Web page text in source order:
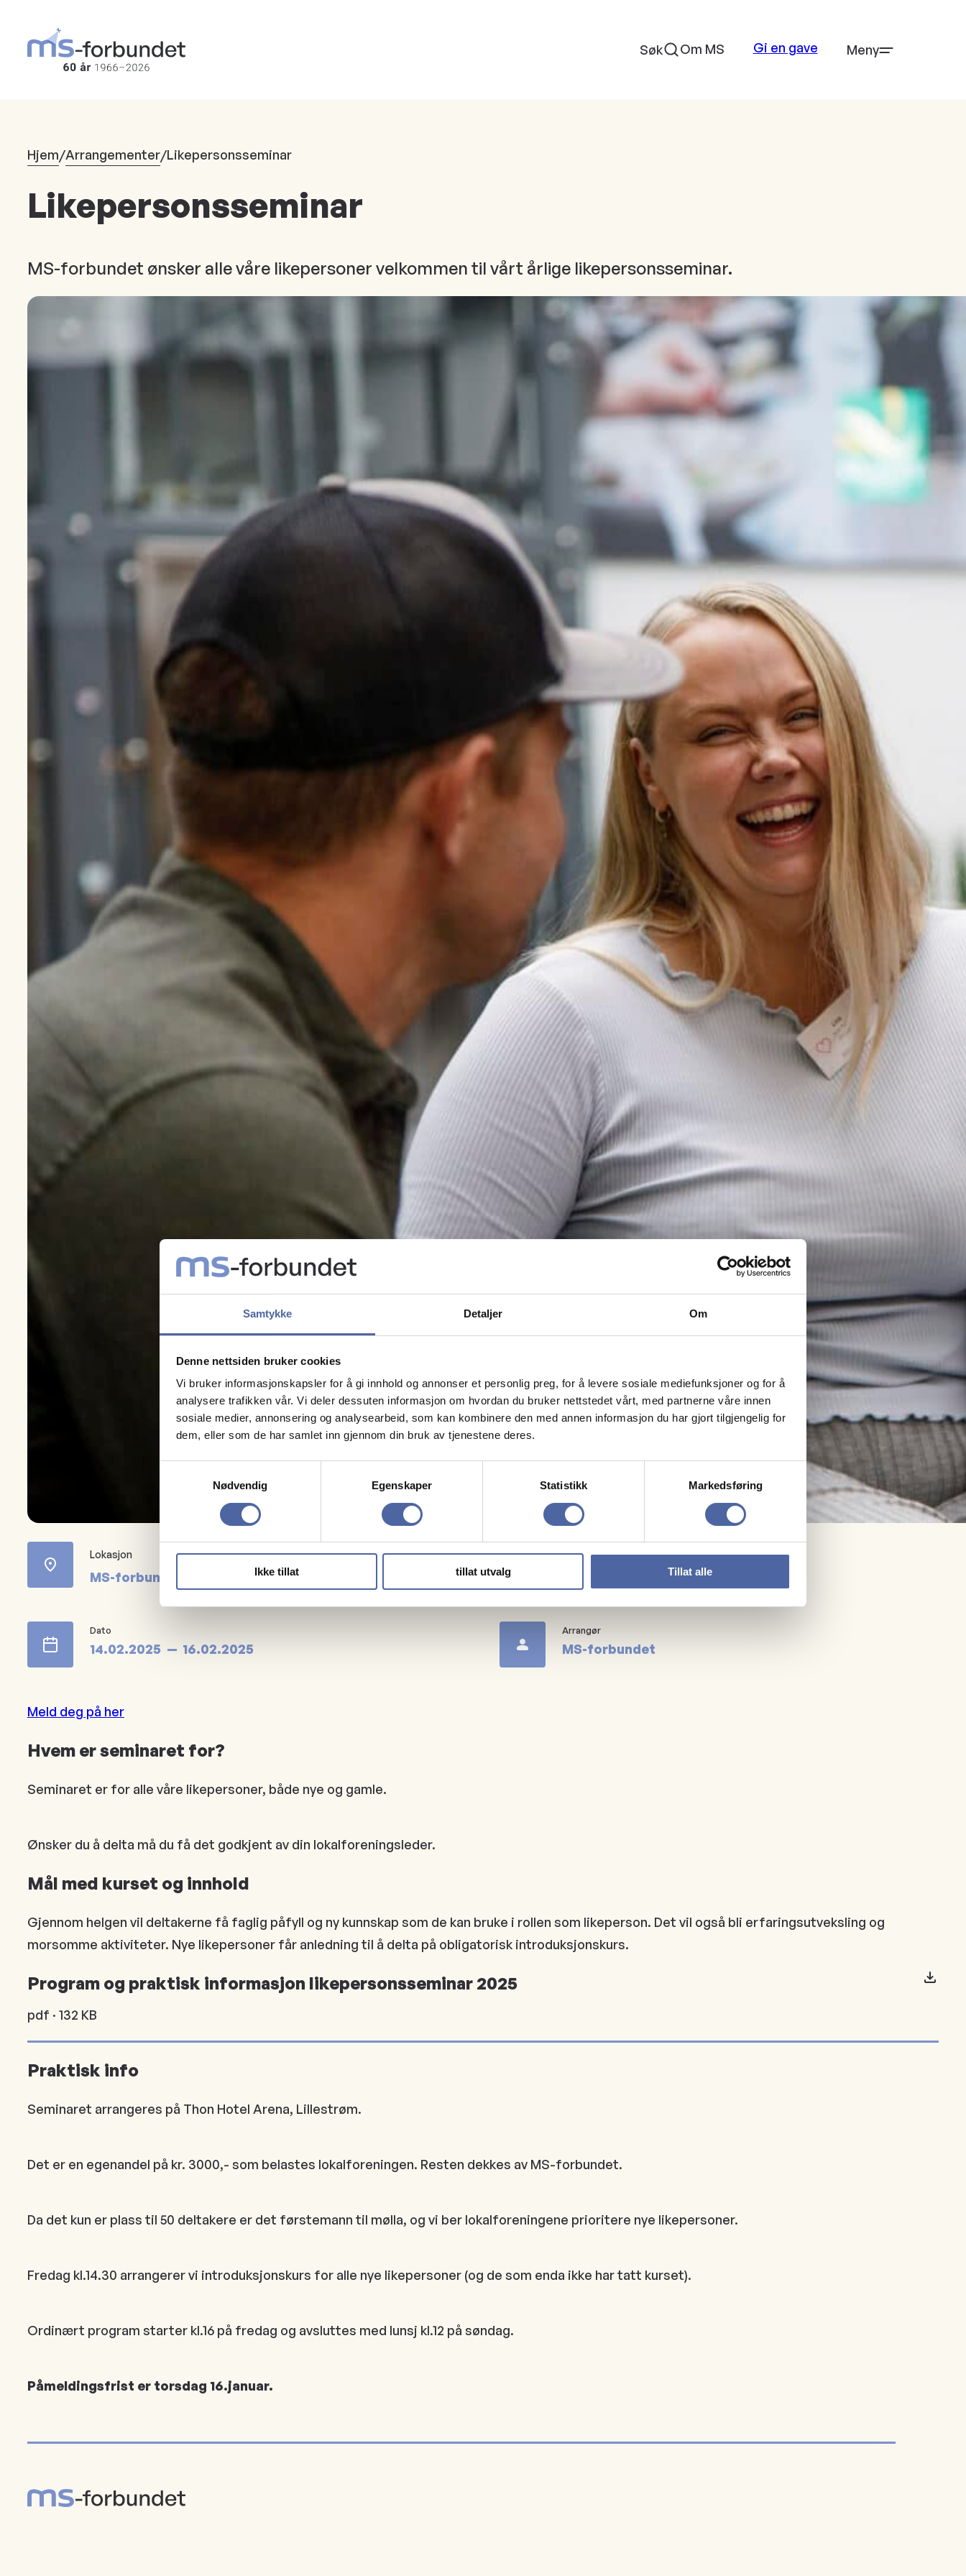
Samtykke Detaljer Om
Denne nettsiden bruker cookies
Vi bruker informasjonskapsler for å gi innhold og annonser et personlig preg, for å levere sosiale mediefunksjoner og for å
analysere trafikken vår. Vi deler dessuten informasjon om hvordan du bruker nettstedet vårt, med partnerne våre innen
sosiale medier, annonsering og analysearbeid, som kan kombinere den med annen informasjon du har gjort tilgjengelig for
dem, eller som de har samlet inn gjennom din bruk av tjenestene deres.
Nødvendig
Egenskaper Statistikk Markedsføring
Ikke tillat tillat utvalg Tillat alle
hovedinnhold
Søk Om MS Gi en gave Meny
Hjem/Arrangementer/Likepersonsseminar
Likepersonsseminar
MS-forbundet ønsker alle våre likepersoner velkommen til vårt årlige likepersonsseminar.
Lokasjon
MS-forbundet
Type
Dato
14.02.2025 16.02.2025
Arrangør
MS-forbundet
Meld deg på her
Hvem er seminaret for?
Seminaret er for alle våre likepersoner, både nye og gamle.
Ønsker du å delta må du få det godkjent av din lokalforeningsleder.
Mål med kurset og innhold
Gjennom helgen vil deltakerne få faglig påfyll og ny kunnskap som de kan bruke i rollen som likeperson. Det vil også bli erfaringsutveksling og
morsomme aktiviteter. Nye likepersoner får anledning til å delta på obligatorisk introduksjonskurs.
Program og praktisk informasjon likepersonsseminar 2025
pdf · 132 KB
Praktisk info
Seminaret arrangeres på Thon Hotel Arena, Lillestrøm.
Det er en egenandel på kr. 3000,- som belastes lokalforeningen. Resten dekkes av MS-forbundet.
Da det kun er plass til 50 deltakere er det førstemann til mølla, og vi ber lokalforeningene prioritere nye likepersoner.
Fredag kl.14.30 arrangerer vi introduksjonskurs for alle nye likepersoner (og de som enda ikke har tatt kurset).
Ordinært program starter kl.16 på fredag og avsluttes med lunsj kl.12 på søndag.
Påmeldingsfrist er torsdag 16.januar.